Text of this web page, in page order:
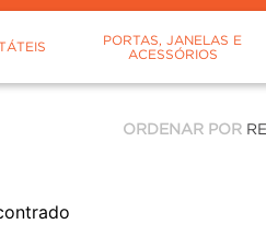
PORTAS, JANELAS E
ACESSÓRIOS
ORDENAR POR